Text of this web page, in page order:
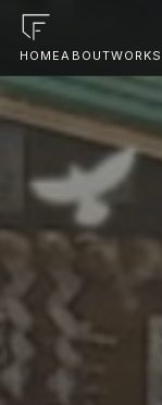
HOMEABOUTWORKS